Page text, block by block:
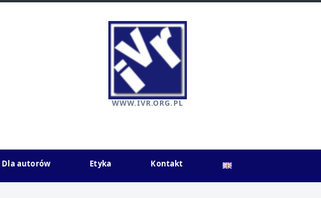
WWW.IVR.ORG.PL
Dla autorów Etyka Kontakt